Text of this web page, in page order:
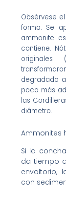
Obsérvese
forma. Se
ammonite
contiene.
degradado
poco más
las
diámetro.
Ammonites
Si la
da tiempo
envoltorio,
con